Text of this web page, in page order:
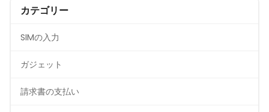
カテゴリー
SIMの入力
ガジェット
請求書の支払い